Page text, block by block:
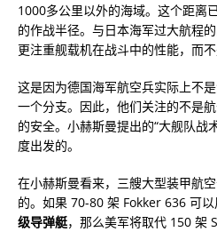
1000多公里以外的海域。这个距离
的作战半径。与日本海军过大航程
更注重舰载机在战斗中的性能，而不
这是因为德国海军航空兵实际上不
一个分支。因此，他们关注的不是
的安全。小赫斯曼提出的“大舰队战
度出发的。
在小赫斯曼看来，三艘大型装甲航
的。如果 70-80 架 Fokker 636 可
级导弹艇，那么美军将取代 150 架